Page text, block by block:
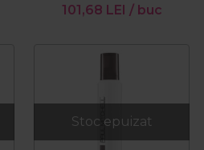
101,68 LEI / buc
Stoc epuizat